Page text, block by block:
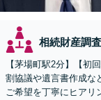
相続財産調
【茅場町駅2分】【初
割協議や遺言書作成な
ご希望を丁寧にヒアリ